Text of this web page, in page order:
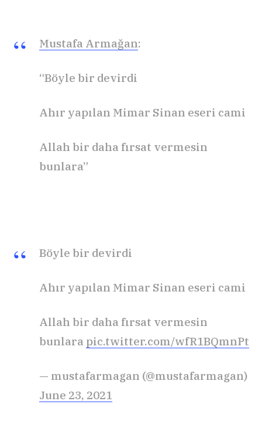
Mustafa Armağan:
“Böyle bir devirdi
Ahır yapılan Mimar Sinan eseri cami
Allah bir daha fırsat vermesin
bunlara”
Böyle bir devirdi
Ahır yapılan Mimar Sinan eseri cami
Allah bir daha fırsat vermesin
bunlara pic.twitter.com/wfR1BQmnPt
— mustafarmagan (@mustafarmagan)
June 23, 2021